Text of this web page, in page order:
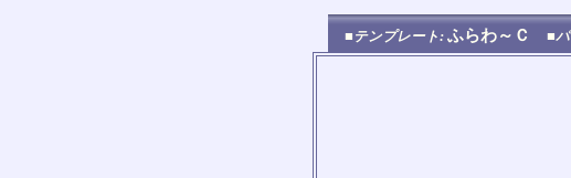
■テンプレート: ふらわ～Ｃ ■